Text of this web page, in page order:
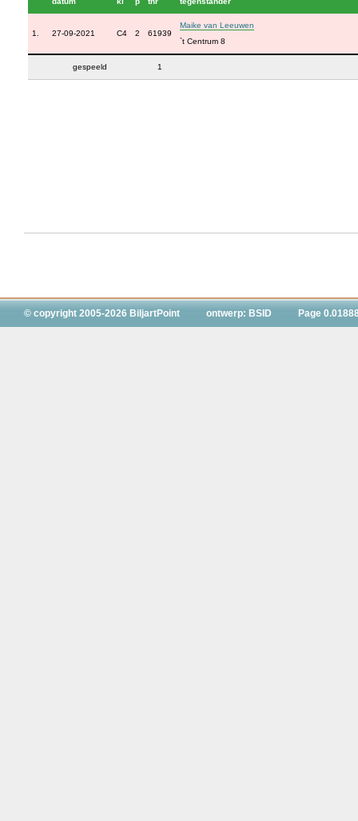
1. 27-09-2021 C4 2 61939
Maike van Leeuwen
`t Centrum 8
gespeeld 1
© copyright 2005-2026 BiljartPoint ontwerp: BSID Page